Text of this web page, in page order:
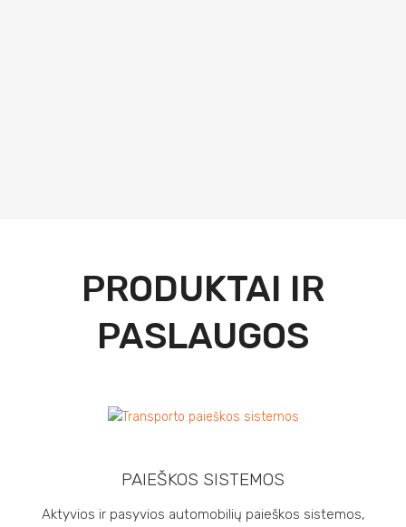
PRODUKTAI IR
PASLAUGOS
PAIEŠKOS SISTEMOS
Aktyvios ir pasyvios automobilių paieškos sistemos,